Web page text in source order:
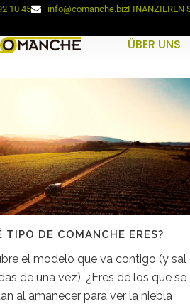
10 45 info@comanche.bizFINANZIEREN
ÜBER UNS
TIPO DE COMANCHE ERES?
el modelo que va contigo (y sal
de una vez). ¿Eres de los que se
al amanecer para ver la niebla